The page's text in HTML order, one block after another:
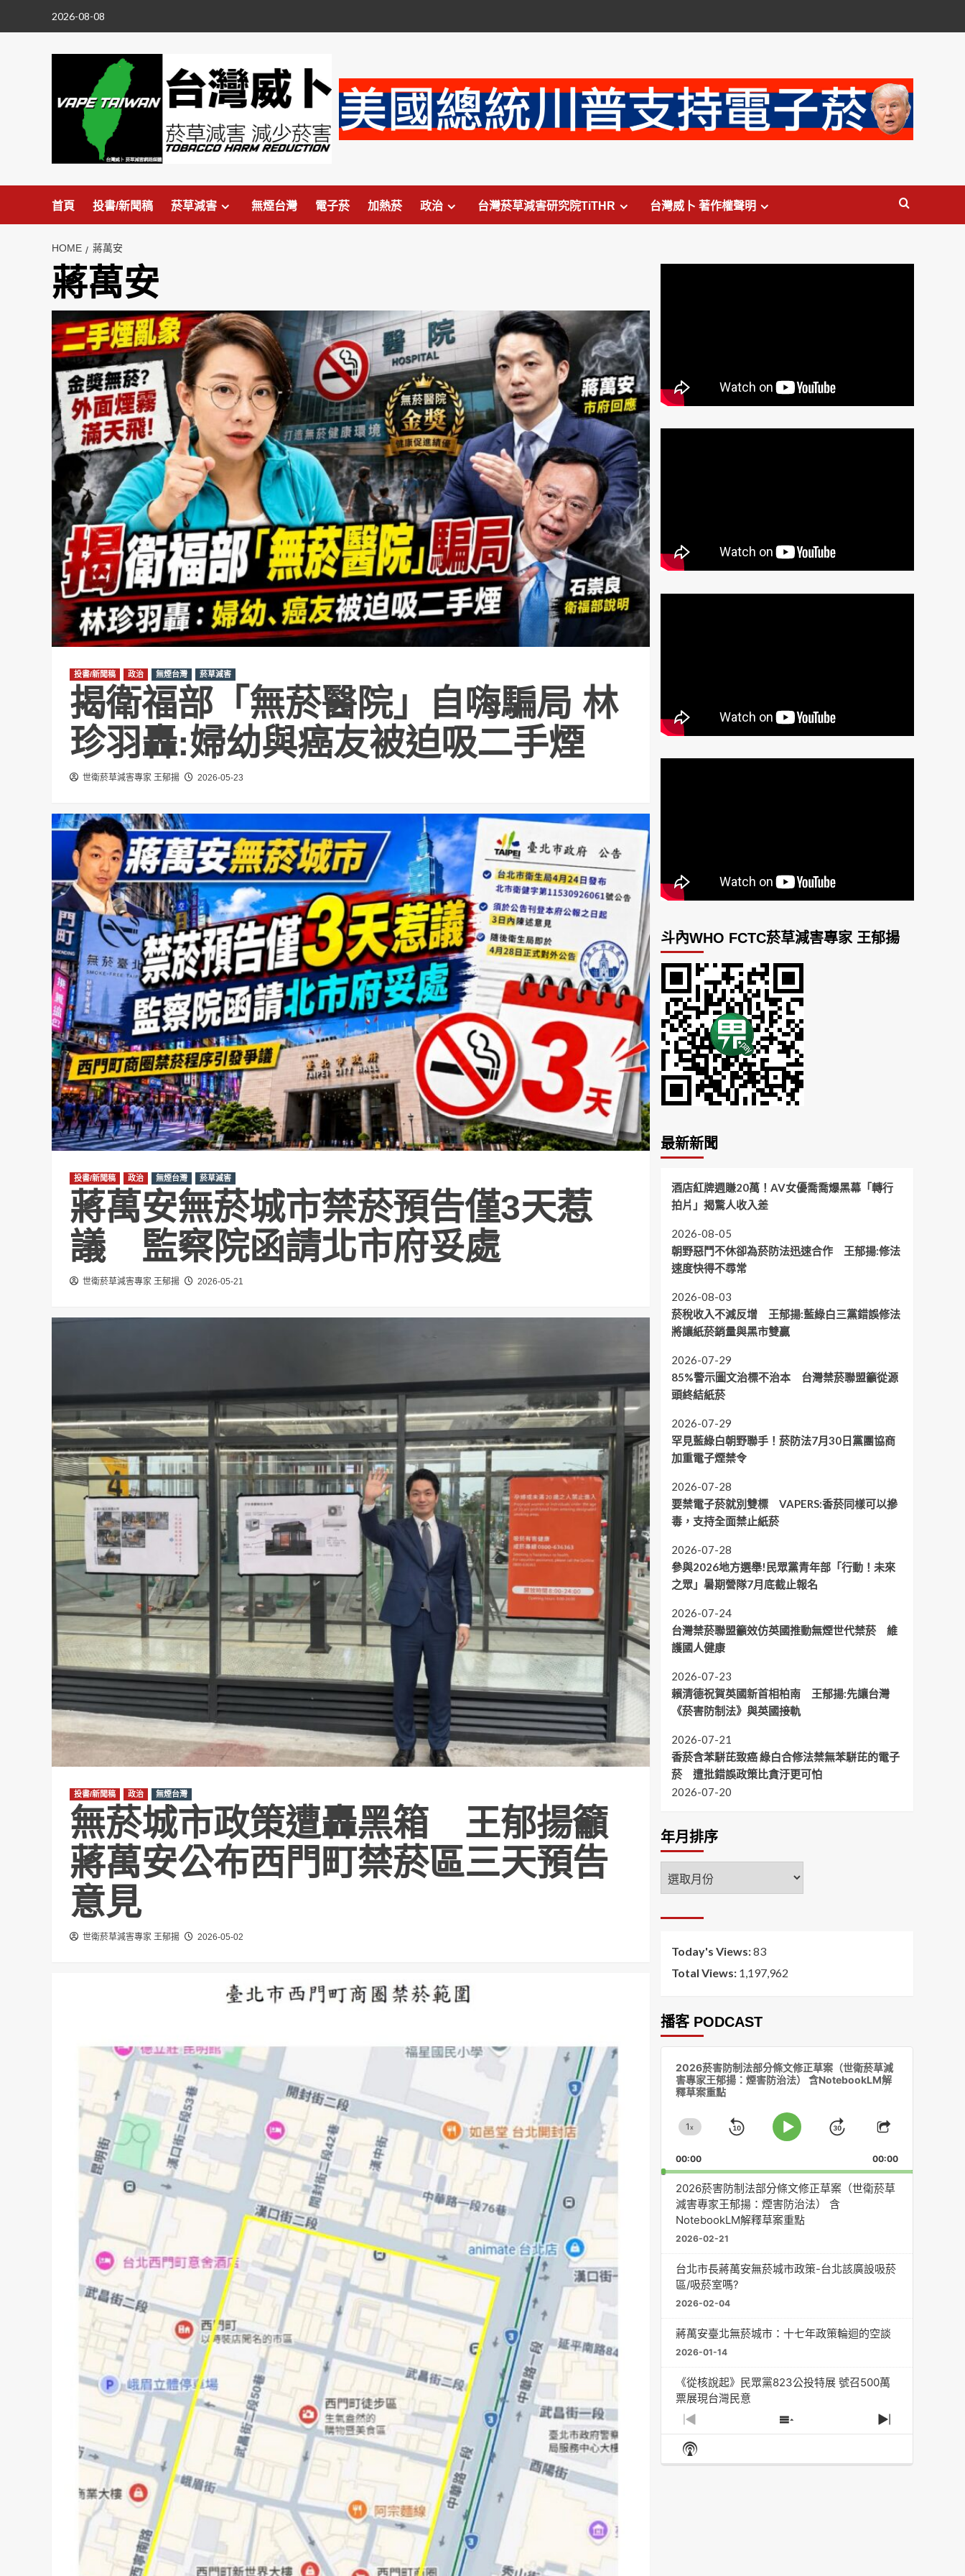
2026-08-08
首頁 投書/新聞稿 菸草減害 無煙台灣 電子菸 加熱菸 政治 台灣菸草減害研究院TiTHR 台灣威卜 著作權聲明
HOME 蔣萬安
蔣萬安
投書/新聞稿 政治 無煙台灣 菸草減害
揭衛福部「無菸醫院」自嗨騙局 林
珍羽轟:婦幼與癌友被迫吸二手煙
世衛菸草減害專家 王郁揚 2026-05-23
投書/新聞稿 政治 無煙台灣 菸草減害
蔣萬安無菸城市禁菸預告僅3天惹
議 監察院函請北市府妥處
世衛菸草減害專家 王郁揚 2026-05-21
投書/新聞稿 政治 無煙台灣
無菸城市政策遭轟黑箱 王郁揚籲
蔣萬安公布西門町禁菸區三天預告
意見
世衛菸草減害專家 王郁揚 2026-05-02
斗內WHO FCTC菸草減害專家 王郁揚
最新新聞
酒店紅牌週賺20萬！AV女優喬喬爆黑幕「轉行
拍片」揭驚人收入差
2026-08-05
朝野惡鬥不休卻為菸防法迅速合作 王郁揚:修法
速度快得不尋常
2026-08-03
菸稅收入不減反增 王郁揚:藍綠白三黨錯誤修法
將讓紙菸銷量與黑市雙贏
2026-07-29
85%警示圖文治標不治本 台灣禁菸聯盟籲從源
頭終結紙菸
2026-07-29
罕見藍綠白朝野聯手！菸防法7月30日黨團協商
加重電子煙禁令
2026-07-28
要禁電子菸就別雙標 VAPERS:香菸同樣可以摻
毒，支持全面禁止紙菸
2026-07-28
參與2026地方選舉!民眾黨青年部「行動！未來
之眾」暑期營隊7月底截止報名
2026-07-24
台灣禁菸聯盟籲效仿英國推動無煙世代禁菸 維
護國人健康
2026-07-23
賴清德祝賀英國新首相柏南 王郁揚:先讓台灣
《菸害防制法》與英國接軌
2026-07-21
香菸含苯駢芘致癌 綠白合修法禁無苯駢芘的電子
菸 遭批錯誤政策比貪汙更可怕
2026-07-20
年月排序
年
月
Today's Views:83
Total Views: 1,197,962
播客 PODCAST
2026菸害防制法部分條文修正草案（世衛菸草減
害專家王郁揚：煙害防治法） 含NotebookLM解
釋草案重點
Change
Rate
1x
Skip Play
Jump
Forward
Share
Episode
00:00 00:00
2026菸害防制法部分條文修正草案（世衛菸草
減害專家王郁揚：煙害防治法） 含
NotebookLM解釋草案重點
2026-02-21
台北市長蔣萬安無菸城市政策-台北該廣設吸菸
區/吸菸室嗎?
2026-02-04
蔣萬安臺北無菸城市：十七年政策輪迴的空談
2026-01-14
《從核說起》民眾黨823公投特展 號召500萬
票展現台灣民意
2025-08-11
大罷免凸 <726,823反罷免主題曲> #大展鴻圖
2025-07-05
Previous
Episode
Show
Episodes
Next
Episode
Show
Podcast